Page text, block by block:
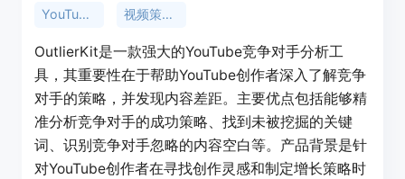
YouTube竞争对手分析 视频策略发现
OutlierKit是一款强大的YouTube竞争对手分析工
具，其重要性在于帮助YouTube创作者深入了解竞争
对手的策略，并发现内容差距。主要优点包括能够精
准分析竞争对手的成功策略、找到未被挖掘的关键
词、识别竞争对手忽略的内容空白等。产品背景是针
对YouTube创作者在寻找创作灵感和制定增长策略时